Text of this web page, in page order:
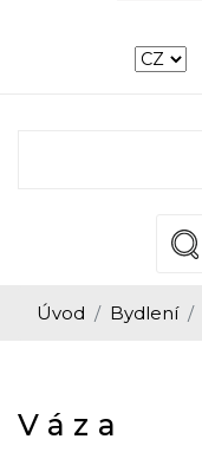
Úvod Bydlení
Váza